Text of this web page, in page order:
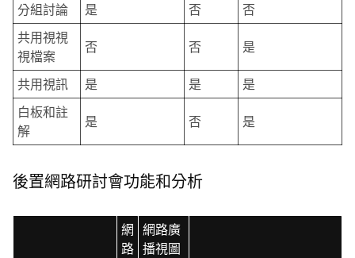
分組討論 是 否
否
共用視視
視檔案
否 否 是
共用視訊 是 是
是
白板和註
解
是 否 是
後置網路研討會功能和分析
網
路
網路廣
播視圖